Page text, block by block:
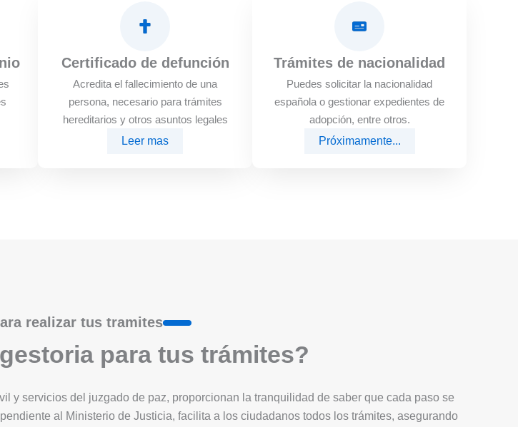
Certificado de defunción
Acredita el fallecimiento de una
persona, necesario para trámites
hereditarios y otros asuntos legales
Leer mas
Trámites de nacionalidad
Puedes solicitar la nacionalidad
española o gestionar expedientes de
adopción, entre otros.
Próximamente...
realizar tus tramites
para tus trámites?
y servicios del juzgado de paz, proporcionan la tranquilidad de saber que cada paso se
al Ministerio de Justicia, facilita a los ciudadanos todos los trámites, asegurando